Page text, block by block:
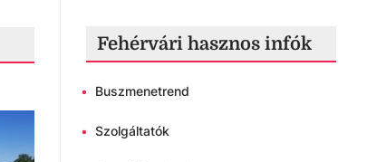
Fehérvári hasznos infók
• Buszmenetrend
• Szolgáltatók